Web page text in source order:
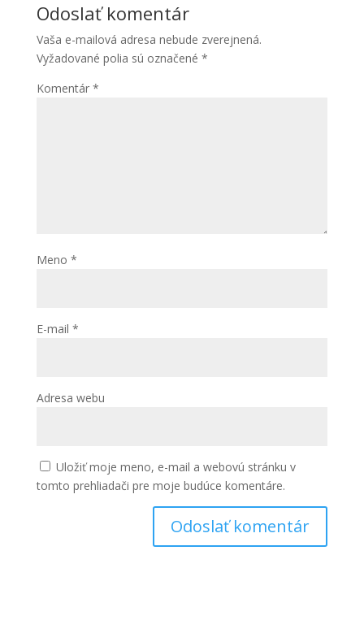
Odoslať komentár
Vaša e-mailová adresa nebude zverejnená.
Vyžadované polia sú označené *
Komentár *
Meno *
E-mail *
Adresa webu
Uložiť moje meno, e-mail a webovú stránku v
tomto prehliadači pre moje budúce komentáre.